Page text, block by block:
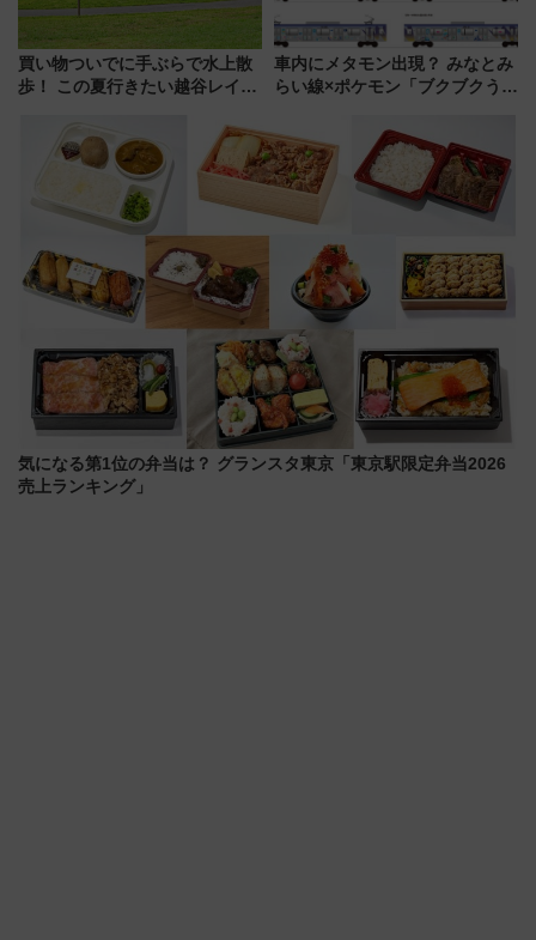
買い物ついでに手ぶらで水上散
歩！ この夏行きたい越谷レイク
ア「LAKESIDE PARK」（埼玉
県越谷市）
車内にメタモン出現？ みなとみ
らい線×ポケモン「ブクブクうみ
行開始に！ この夏は直通列車で
横浜へ！
気になる第1位の弁当は？ グランスタ東京「東京駅限定弁当2026
売上ランキング」